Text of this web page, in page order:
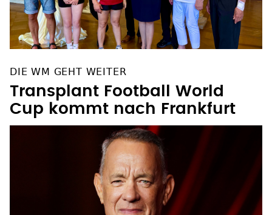
Transplant Football World
Cup kommt nach Frankfurt